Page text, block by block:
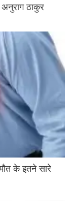
ठाकुर
के इतने सारे